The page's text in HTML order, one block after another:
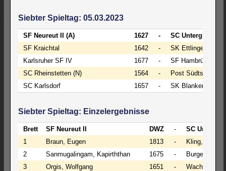
Siebter Spieltag: 05.03.2023
SF Neureut II (A) 1627 -
SC
SF Kraichtal
1642 -
SK Ettlingen IV
Karlsruher SF IV
1677 -
SF Hambrücken
SC Rheinstetten (N)
1564 -
Post Südtstadt
SC Karlsdorf
1657 - SK Blankenloch
Siebter Spieltag: Einzelergebnisse
Brett SF Neureut II DWZ -
SC
1
Braun, Eugen 1813 -
Kling,
2
Sanmugalingam, Kapirththan 1675 -
Burger,
3
Orgis, Wolfgang 1651 -
Wachter,